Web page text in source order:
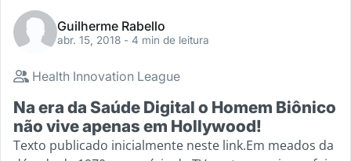
Guilherme Rabello
abr. 15, 2018 - 4 min de leitura
Health Innovation League
Na era da Saúde Digital o Homem Biônico
não vive apenas em Hollywood!
Texto publicado inicialmente neste link.Em meados da